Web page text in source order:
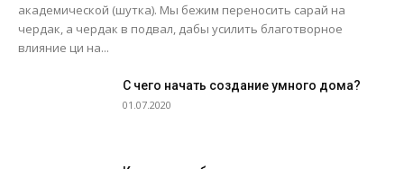
академической (шутка). Мы бежим переносить сарай на
чердак, а чердак в подвал, дабы усилить благотворное
влияние ци на...
С чего начать создание умного дома?
01.07.2020